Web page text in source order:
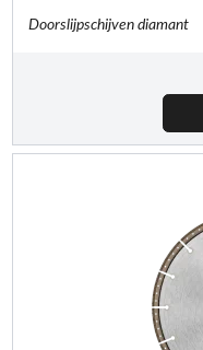
Doorslijpschijven diamant